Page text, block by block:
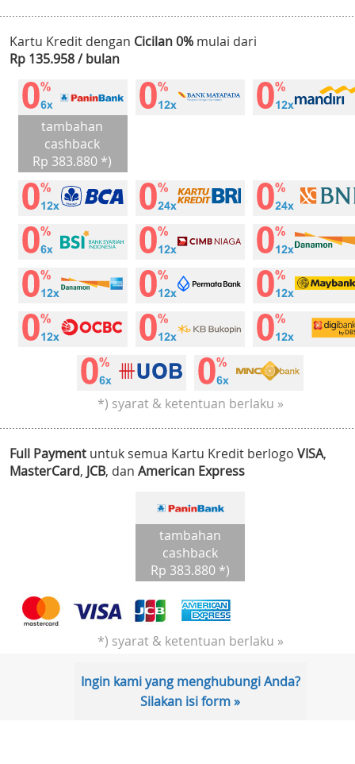
Kartu Kredit dengan Cicilan 0% mulai dari
Rp 135.958 / bulan
tambahan
cashback
Rp 383.880 *)
*) syarat & ketentuan berlaku »
Full Payment untuk semua Kartu Kredit berlogo VISA,
MasterCard, JCB, dan American Express
tambahan
cashback
Rp 383.880 *)
*) syarat & ketentuan berlaku »
Ingin kami yang menghubungi Anda?
Silakan isi form »